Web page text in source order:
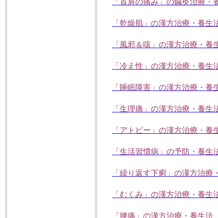
「首肩の痛み」の鍼灸治療・
「乾燥肌」の漢方治療・養生
「風邪＆咳」の漢方治療・養
「冷え性」の漢方治療・養生
「睡眠障害」の漢方治療・養
「生理痛」の漢方治療・養生
「アトピー」の漢方治療・養
「生活習慣病」の予防・養生
「繰り返す下痢」の漢方治療
「むくみ」の漢方治療・養生
「腰痛」の漢方治療・養生法